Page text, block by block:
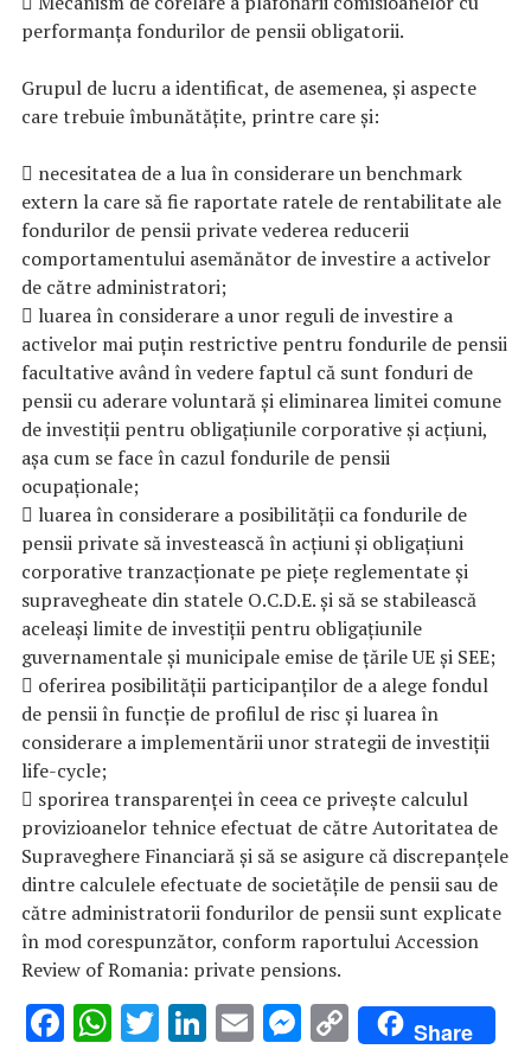
performanța fondurilor de pensii obligatorii.
Grupul de lucru a identificat, de asemenea, și aspecte
care trebuie îmbunătățite, printre care și:
 necesitatea de a lua în considerare un benchmark
extern la care să fie raportate ratele de rentabilitate ale
fondurilor de pensii private vederea reducerii
comportamentului asemănător de investire a activelor
de către administratori;
 luarea în considerare a unor reguli de investire a
activelor mai puțin restrictive pentru fondurile de pensii
facultative având în vedere faptul că sunt fonduri de
pensii cu aderare voluntară și eliminarea limitei comune
de investiții pentru obligațiunile corporative și acțiuni,
așa cum se face în cazul fondurile de pensii
ocupaționale;
 luarea în considerare a posibilității ca fondurile de
pensii private să investească în acțiuni și obligațiuni
corporative tranzacționate pe piețe reglementate și
supravegheate din statele O.C.D.E. și să se stabilească
aceleași limite de investiții pentru obligațiunile
guvernamentale și municipale emise de țările UE și SEE;
 oferirea posibilității participanților de a alege fondul
de pensii în funcție de profilul de risc și luarea în
considerare a implementării unor strategii de investiții
life-cycle;
 sporirea transparenței în ceea ce privește calculul
provizioanelor tehnice efectuat de către Autoritatea de
Supraveghere Financiară și să se asigure că discrepanțele
dintre calculele efectuate de societățile de pensii sau de
către administratorii fondurilor de pensii sunt explicate
în mod corespunzător, conform raportului Accession
Review of Romania: private pensions.
F W T Li E M C Share